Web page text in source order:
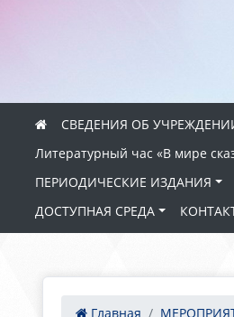
СВЕДЕНИЯ ОБ
Литературный час «В мире
ПЕРИОДИЧЕСКИЕ ИЗДАНИЯ
ДОСТУПНАЯ СРЕДА
Главная